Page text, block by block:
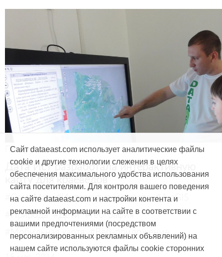
Продукты и услуги
Дата Ист разработала интерактивную
карту для краеведов
#CarryMap #Интерактивная карта #ArcGIS
#Природа #Дети #География
#Мобильная карта #Веб-приложение
Сайт dataeast.com использует аналитические файлы
cookie и другие технологии слежения в целях
обеспечения максимального удобства использования
сайта посетителями. Для контроля вашего поведения
на сайте dataeast.com и настройки контента и
рекламной информации на сайте в соответствии с
вашими предпочтениями (посредством
персонализированных рекламных объявлений) на
нашем сайте используются файлы cookie сторонних